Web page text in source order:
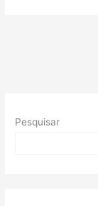
é
Pesquisar